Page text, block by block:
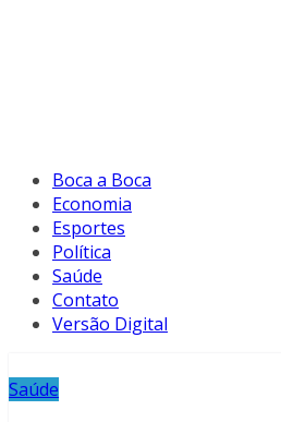
Boca a Boca
Economia
Esportes
Política
Saúde
Contato
Versão Digital
Saúde